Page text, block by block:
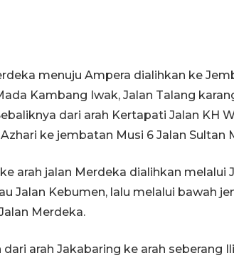
menuju Ampera dialihkan ke
Kambang Iwak, Jalan Talang
dari arah Kertapati Jalan KH
ke jembatan Musi 6 Jalan Sultan
arah jalan Merdeka dialihkan melalui
Jalan Kebumen, lalu melalui bawah
Merdeka.
arah Jakabaring ke arah seberang